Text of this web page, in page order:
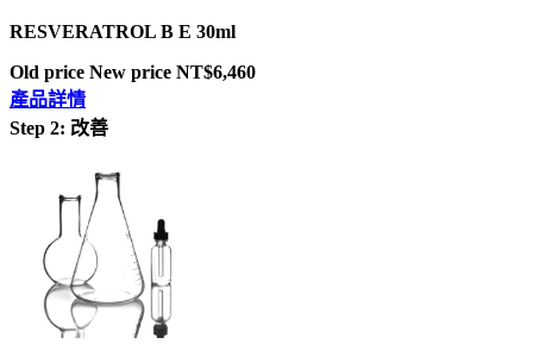
RESVERATROL B E 30ml
Old price New price NT$6,460
產品詳情
Step 2: 改善